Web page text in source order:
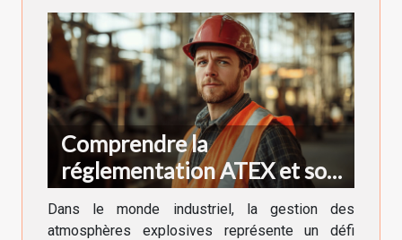
Comprendre la
réglementation ATEX et son
impact sur la sécurité en
zone à risque
Dans le monde industriel, la gestion des
atmosphères explosives représente un défi